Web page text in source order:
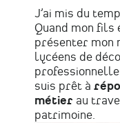
J’ai mis du
Quand mon
présenter mon
lycéens de
suis prêt à
métier au
patrimoine.